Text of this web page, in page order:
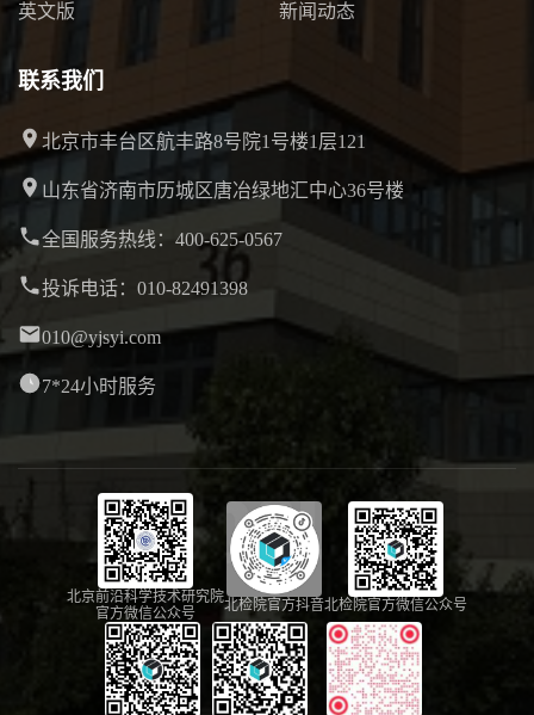
英文版 新闻动态
联系我们
北京市丰台区航丰路8号院1号楼1层121
山东省济南市历城区唐冶绿地汇中心36号楼
全国服务热线：400-625-0567
投诉电话：010-82491398
010@yjsyi.com
7*24小时服务
北京前沿科学技术研究院
官方微信公众号
北检院官方抖音北检院官方微信公众号